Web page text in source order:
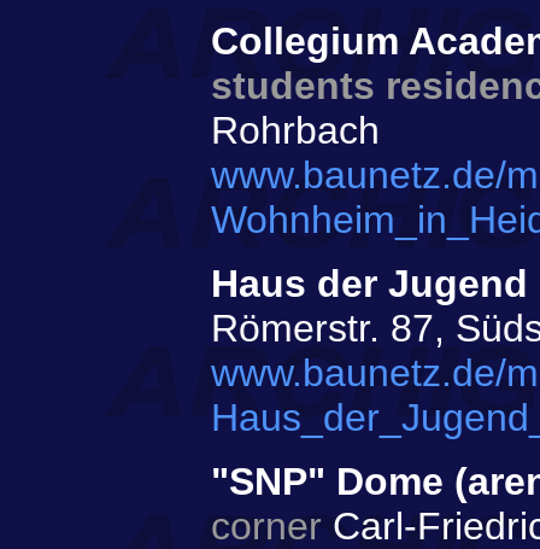
Collegium
students
Rohrbach
www.baunetz.de/
Haus der
Römerstr. 87,
www.baunetz.de/
"SNP" Dome
corner Carl-